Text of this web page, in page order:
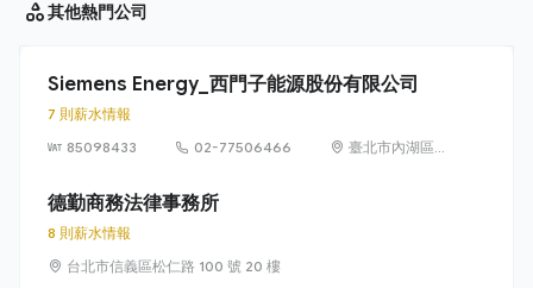
其他熱門公司
Siemens Energy_西門子能源股份有限公司
7 則薪水情報
85098433
02-77506466
臺北市內湖區
德勤商務法律事務所
8 則薪水情報
台北市信義區松仁路 100 號 20 樓